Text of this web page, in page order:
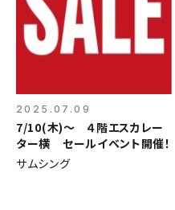
2025.07.09
7/10(木)～ ４階エスカレー
ター横 セールイベント開催！
サムシング